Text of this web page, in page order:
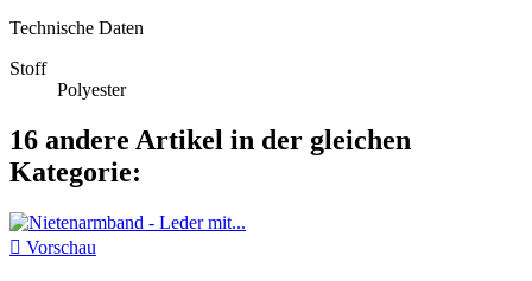
Technische Daten
Stoff
Polyester
16 andere Artikel in der gleichen
Kategorie:
 Vorschau